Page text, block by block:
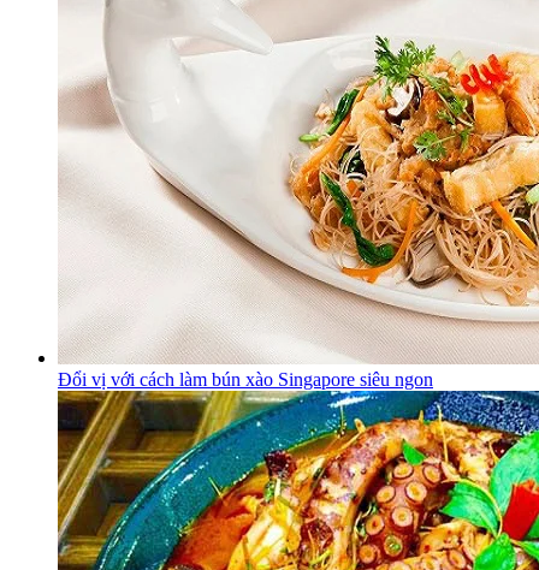
Đổi vị với cách làm bún xào Singapore siêu ngon